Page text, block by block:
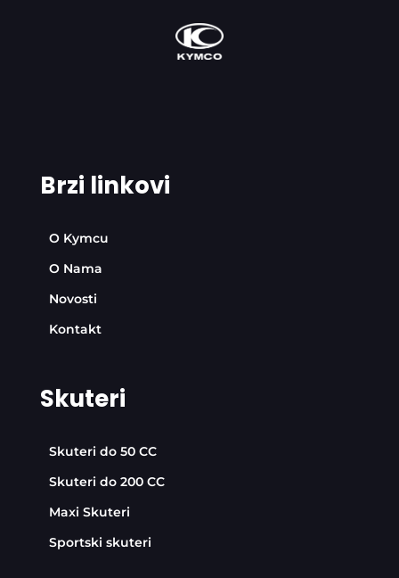
Brzi linkovi
O Kymcu
O Nama
Novosti
Kontakt
Skuteri
Skuteri do 50 CC
Skuteri do 200 CC
Maxi Skuteri
Sportski skuteri